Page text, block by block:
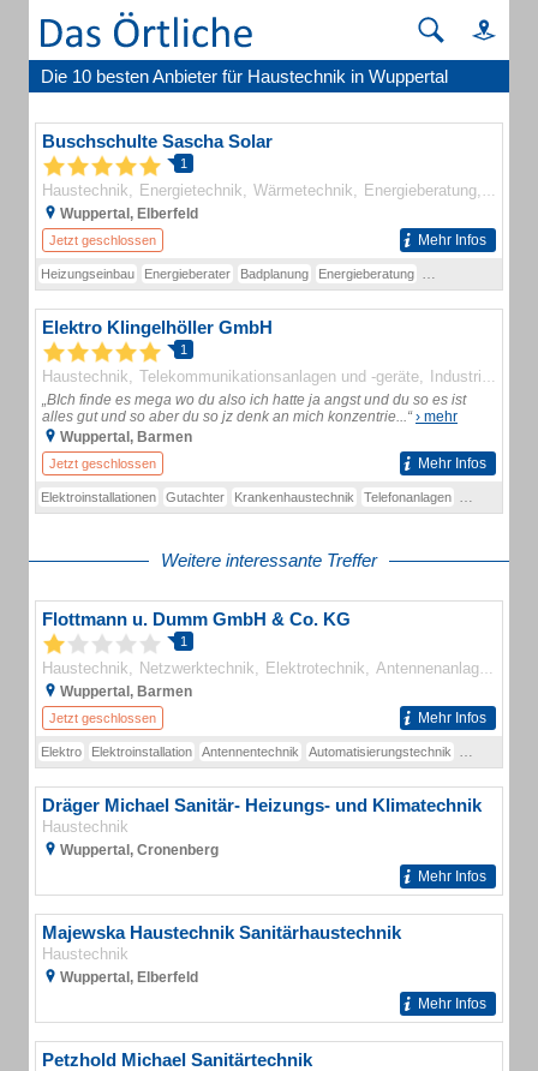
Die 10 besten Anbieter für Haustechnik in Wuppertal
Buschschulte Sascha Solar
1
Haustechnik Energietechnik Wärmetechnik Energieberatung
Wuppertal, Elberfeld
Jetzt geschlossen Mehr Infos
Heizungseinbau Energieberater Badplanung Energieberatung
Elektro Klingelhöller GmbH
1
Haustechnik Telekommunikationsanlagen und -geräte Industrieanlagenbau
„BIch finde es mega wo du also ich hatte ja angst und du so es ist
alles gut und so aber du so jz denk an mich konzentrie...“› mehr
Wuppertal, Barmen
Jetzt geschlossen Mehr Infos
Elektroinstallationen Gutachter Krankenhaustechnik Telefonanlagen
Weitere interessante Treffer
Flottmann u. Dumm GmbH & Co. KG
1
Haustechnik Netzwerktechnik Elektrotechnik Antennenanlagen
Wuppertal, Barmen
Jetzt geschlossen Mehr Infos
Elektro Elektroinstallation Antennentechnik Automatisierungstechnik
Dräger Michael Sanitär- Heizungs- und Klimatechnik
Haustechnik
Wuppertal, Cronenberg
Mehr Infos
Majewska Haustechnik Sanitärhaustechnik
Haustechnik
Wuppertal, Elberfeld
Mehr Infos
Petzhold Michael Sanitärtechnik